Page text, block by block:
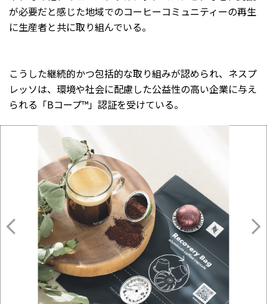
が必要だと感じた地域でのコーヒーコミュニティーの再生
に生産者と共に取り組んでいる。
こうした継続的かつ包括的な取り組みが認められ、ネスプ
レッソは、環境や社会に配慮した公益性の高い企業に与え
られる「Bコープ™」認証を受けている。